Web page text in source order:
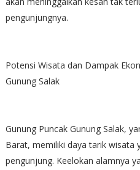
pengunjungnya.
Potensi Wisata dan Dampak
Gunung Salak
Gunung Puncak Gunung Salak,
Barat, memiliki daya tarik wisata
pengunjung. Keelokan alamnya